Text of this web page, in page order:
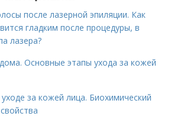
после лазерной эпиляции. Как
гладким после процедуры, в
лазера?
Основные этапы ухода за кожей
за кожей лица. Биохимический